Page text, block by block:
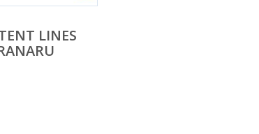
LINES